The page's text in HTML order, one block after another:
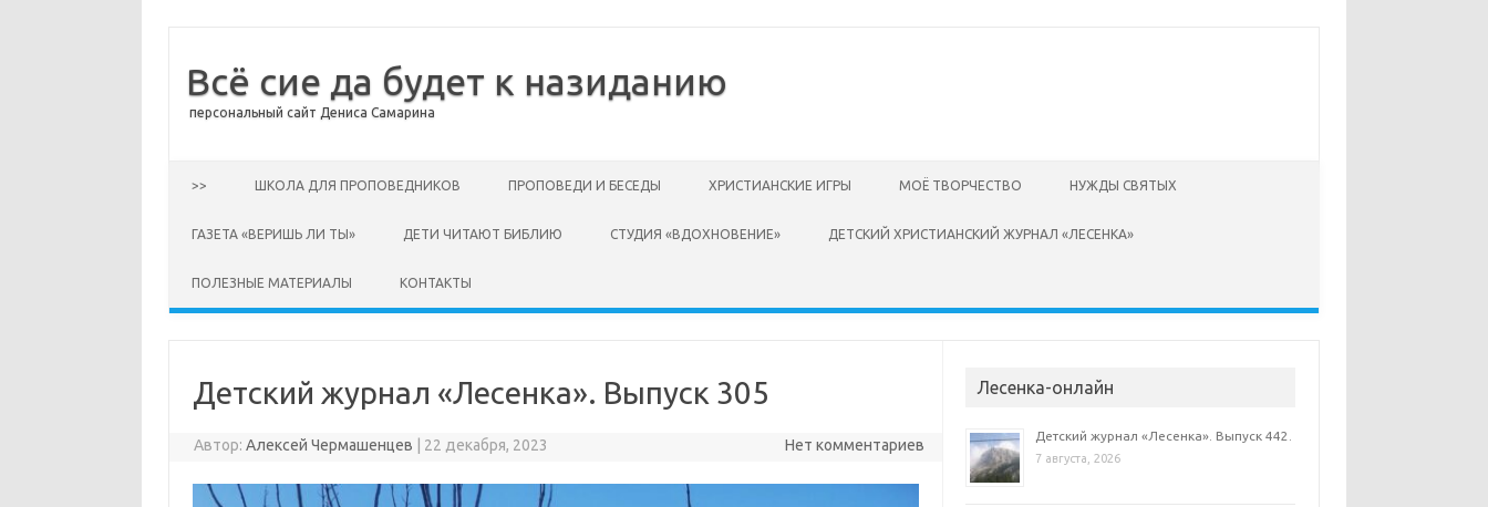
Всё сие да будет к назиданию
персональный сайт Дениса Самарина
>> ШКОЛА ДЛЯ ПРОПОВЕДНИКОВ ПРОПОВЕДИ И БЕСЕДЫ ХРИСТИАНСКИЕ ИГРЫ МОЁ ТВОРЧЕСТВО НУЖДЫ СВЯТЫХ
ГАЗЕТА «ВЕРИШЬ ЛИ ТЫ» ДЕТИ ЧИТАЮТ БИБЛИЮ СТУДИЯ «ВДОХНОВЕНИЕ» ДЕТСКИЙ ХРИСТИАНСКИЙ ЖУРНАЛ «ЛЕСЕНКА»
ПОЛЕЗНЫЕ МАТЕРИАЛЫ КОНТАКТЫ
Детский журнал «Лесенка». Выпуск 305
Автор:Алексей Чермашенцев 22 декабря, 2023 Нет комментариев
Лесенка-онлайн
Детский журнал «Лесенка». Выпуск 442.
7 августа, 2026